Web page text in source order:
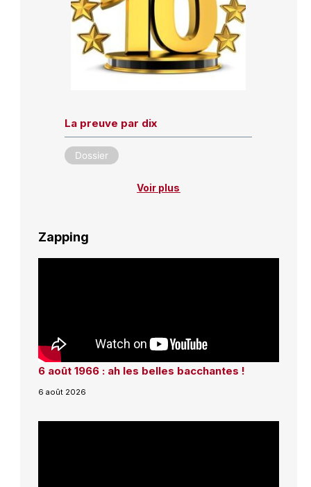
La preuve par dix
Dossier
Voir plus
Zapping
6 août 1966 : ah les belles bacchantes !
6 août 2026